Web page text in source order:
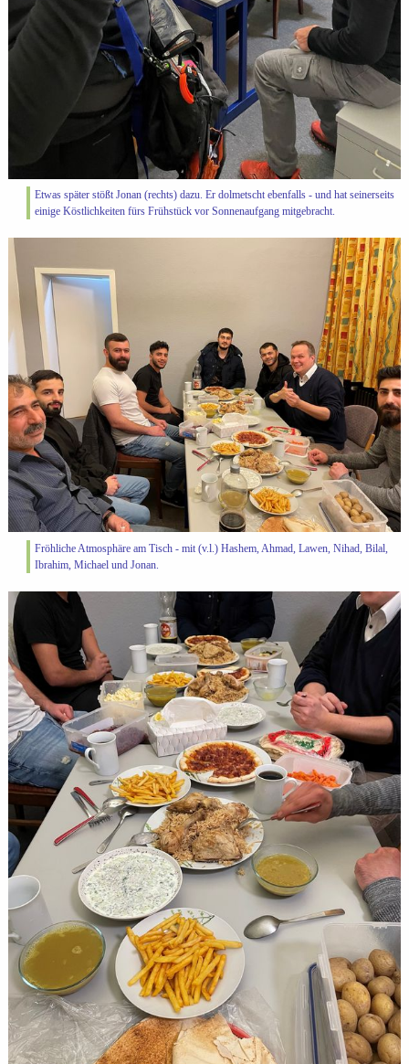
Etwas später stößt Jonan (rechts) dazu. Er dolmetscht ebenfalls - und hat seinerseits
einige Köstlichkeiten fürs Frühstück vor Sonnenaufgang mitgebracht.
Fröhliche Atmosphäre am Tisch - mit (v.l.) Hashem, Ahmad, Lawen, Nihad, Bilal,
Ibrahim, Michael und Jonan.